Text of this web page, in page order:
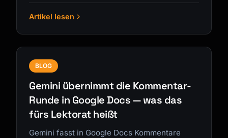
Artikel lesen
BLOG
Gemini übernimmt die Kommentar-
Runde in Google Docs — was das
fürs Lektorat heißt
Gemini fasst in Google Docs Kommentare